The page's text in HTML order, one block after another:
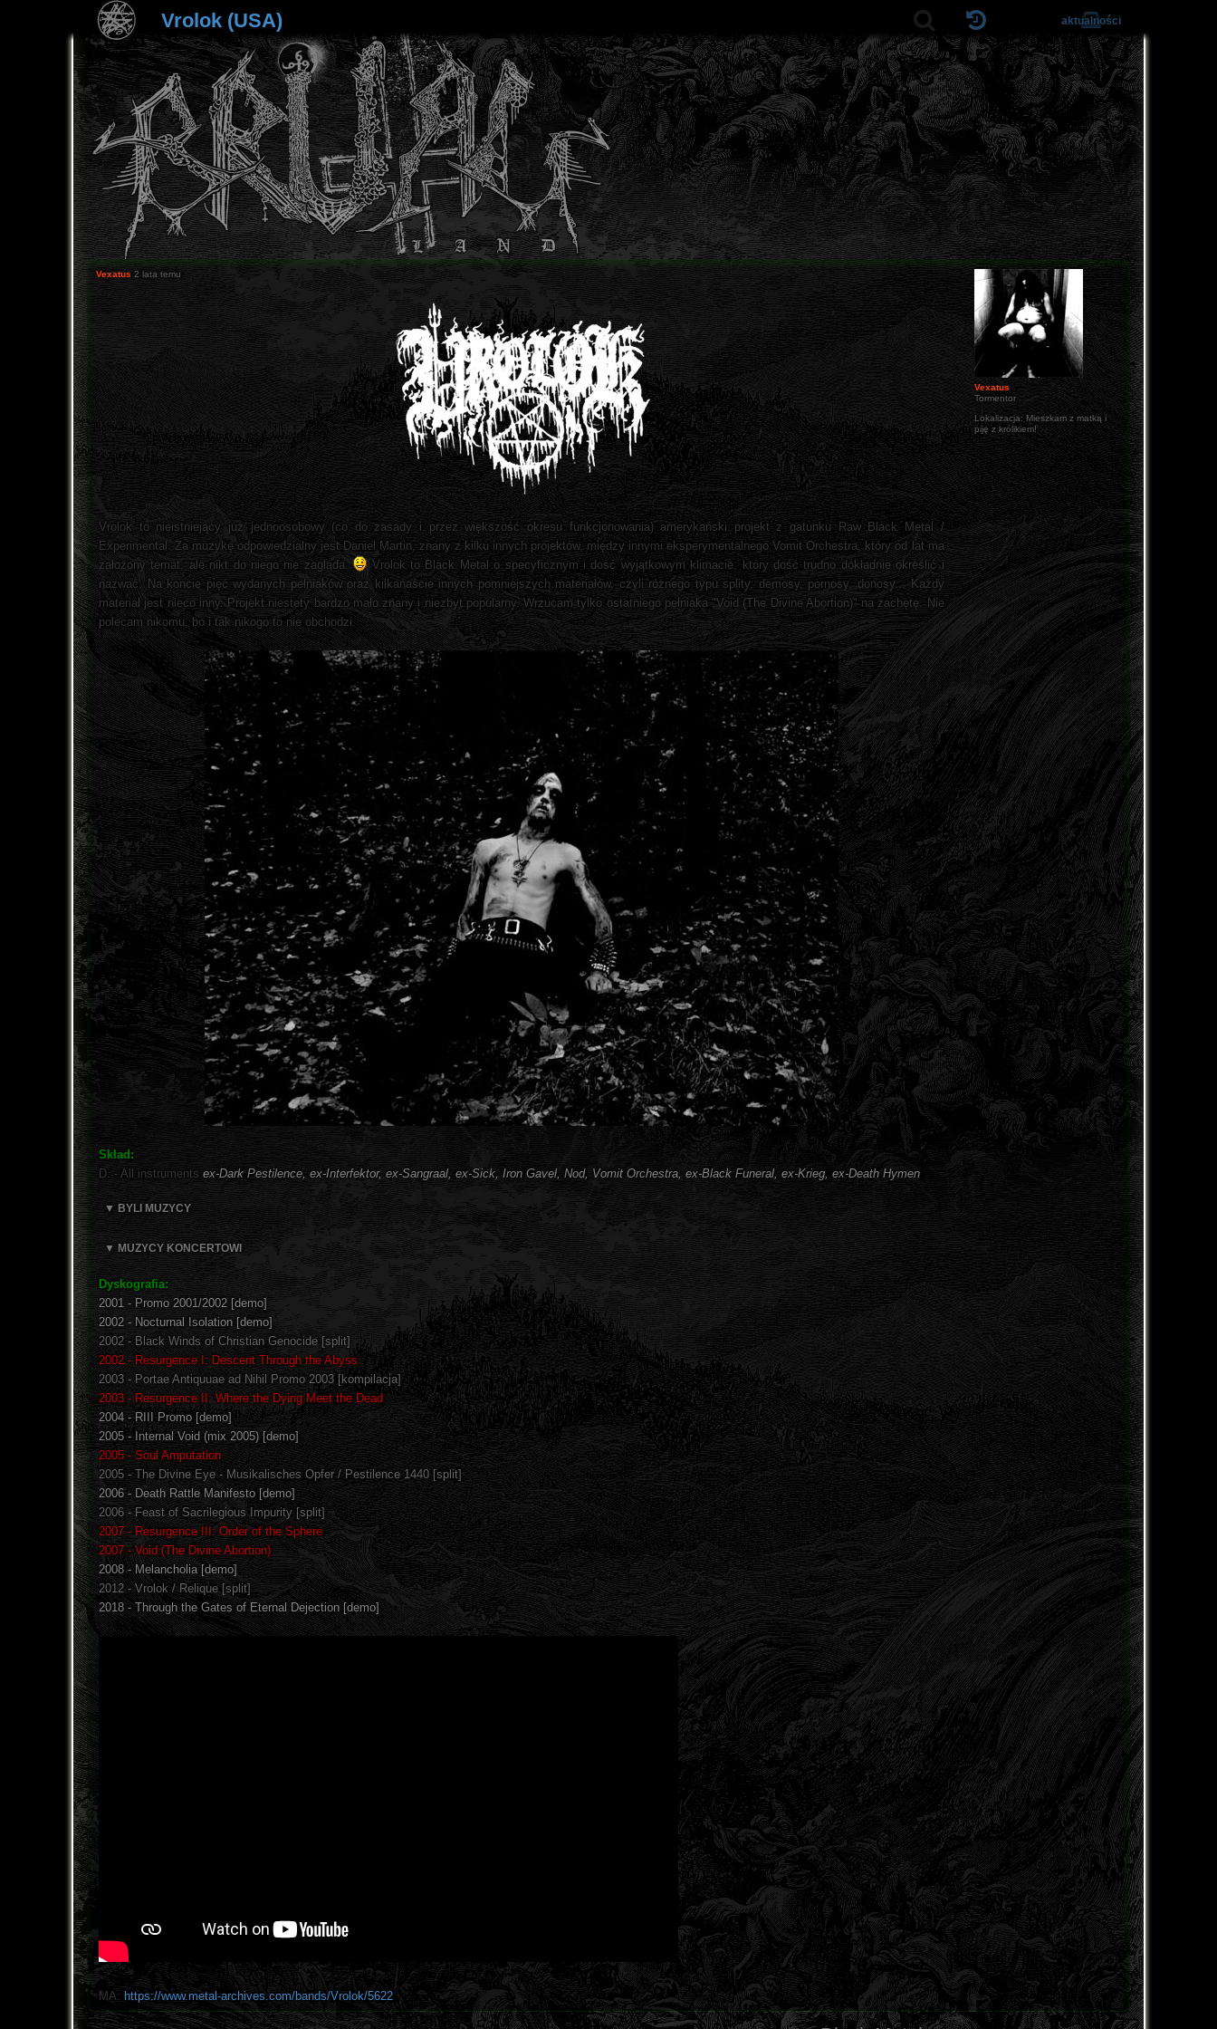
Vrolok (USA) aktualności
Vexatus
Tormentor
Lokalizacja: Mieszkam z matką i
piję z królikiem!
Vexatus 2 lata temu
Vrolok to nieistniejący już jednoosobowy (co do zasady i przez większość okresu funkcjonowania) amerykański projekt z gatunku Raw Black Metal /
Experimental. Za muzykę odpowiedzialny jest Daniel Martin, znany z kilku innych projektów, między innymi eksperymentalnego Vomit Orchestra, który od lat ma
założony temat, ale nikt do niego nie zagląda.
Vrolok to Black Metal o specyficznym i dość wyjątkowym klimacie, który dość trudno dokładnie określić i
nazwać. Na koncie pięć wydanych pełniaków oraz kilkanaście innych pomniejszych materiałów, czyli różnego typu splity, demosy, pornosy, donosy... Każdy
materiał jest nieco inny. Projekt niestety bardzo mało znany i niezbyt popularny. Wrzucam tylko ostatniego pełniaka "Void (The Divine Abortion)" na zachętę. Nie
polecam nikomu, bo i tak nikogo to nie obchodzi.
Skład:
D. - All instruments ex-Dark Pestilence, ex-Interfektor, ex-Sangraal, ex-Sick, Iron Gavel, Nod, Vomit Orchestra, ex-Black Funeral, ex-Krieg, ex-Death Hymen
▼ BYLI MUZYCY
▼ MUZYCY KONCERTOWI
Dyskografia:
2001 - Promo 2001/2002 [demo]
2002 - Nocturnal Isolation [demo]
2002 - Black Winds of Christian Genocide [split]
2002 - Resurgence I: Descent Through the Abyss
2003 - Portae Antiquuae ad Nihil Promo 2003 [kompilacja]
2003 - Resurgence II: Where the Dying Meet the Dead
2004 - RIII Promo [demo]
2005 - Internal Void (mix 2005) [demo]
2005 - Soul Amputation
2005 - The Divine Eye - Musikalisches Opfer / Pestilence 1440 [split]
2006 - Death Rattle Manifesto [demo]
2006 - Feast of Sacrilegious Impurity [split]
2007 - Resurgence III: Order of the Sphere
2007 - Void (The Divine Abortion)
2008 - Melancholia [demo]
2012 - Vrolok / Relique [split]
2018 - Through the Gates of Eternal Dejection [demo]
MA: https://www.metal-archives.com/bands/Vrolok/5622